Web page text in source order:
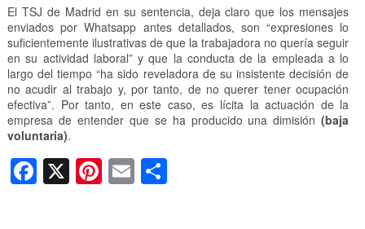
El TSJ de Madrid en su sentencia, deja claro que los mensajes
enviados por Whatsapp antes detallados, son “expresiones lo
suficientemente ilustrativas de que la trabajadora no quería seguir
en su actividad laboral” y que la conducta de la empleada a lo
largo del tiempo “ha sido reveladora de su insistente decisión de
no acudir al trabajo y, por tanto, de no querer tener ocupación
efectiva”. Por tanto, en este caso, es lícita la actuación de la
empresa de entender que se ha producido una dimisión(baja
voluntaria).
F
a
X Pi
nt
E
m
C